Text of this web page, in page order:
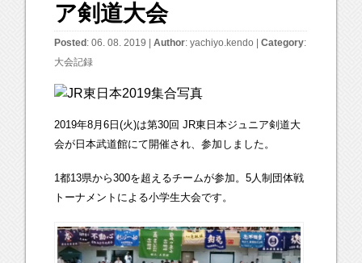
ア剣道大会
Posted : 06. 08. 2019 |Author:yachiyo.kendo |Category:
大会記録
2019年8月6日(火)は第30回 JR東日本ジュニア剣道大
会が日本武道館にて開催され、参加しました。
1都13県から300を超えるチームが参加。5人制団体戦
トーナメントによる小学生大会です。